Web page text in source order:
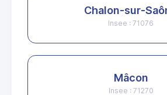
Chalon-sur-
Insee : 71076
Mâcon
Insee : 71270